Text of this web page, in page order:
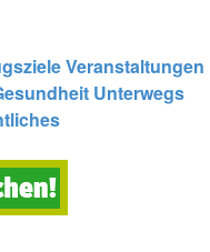
Veranstaltungen
Unterwegs